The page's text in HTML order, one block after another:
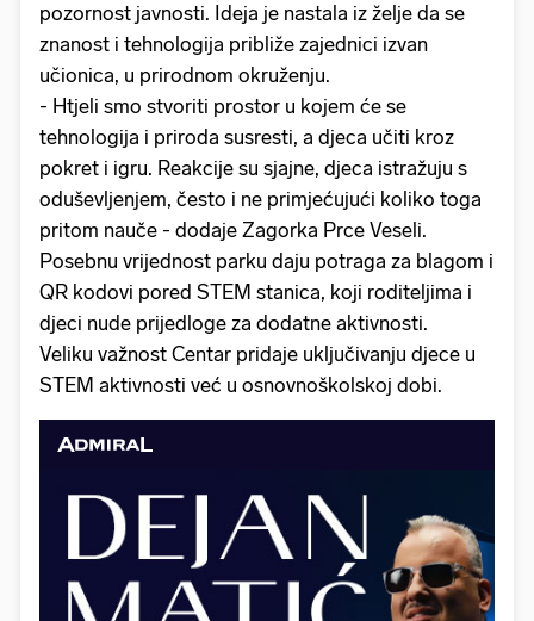
pozornost javnosti. Ideja je nastala iz želje da se
znanost i tehnologija približe zajednici izvan
učionica, u prirodnom okruženju.
- Htjeli smo stvoriti prostor u kojem će se
tehnologija i priroda susresti, a djeca učiti kroz
pokret i igru. Reakcije su sjajne, djeca istražuju s
oduševljenjem, često i ne primjećujući koliko toga
pritom nauče - dodaje Zagorka Prce Veseli.
Posebnu vrijednost parku daju potraga za blagom i
QR kodovi pored STEM stanica, koji roditeljima i
djeci nude prijedloge za dodatne aktivnosti.
Veliku važnost Centar pridaje uključivanju djece u
STEM aktivnosti već u osnovnoškolskoj dobi.